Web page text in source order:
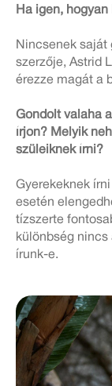
Ha igen,
Nincsenek saját
szerzője, Astrid
érezze magát a
Gondolt valaha
írjon? Melyik
szüleiknek írni?
Gyerekeknek
esetén
tízszerte
különbség
írunk-e.